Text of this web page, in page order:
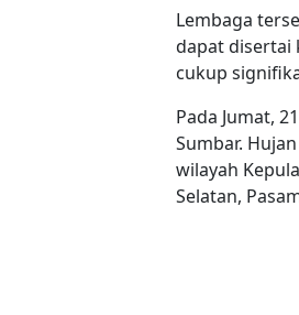
Lembaga
dapat disertai
cukup
Pada Jumat,
Sumbar.
wilayah
Selatan,